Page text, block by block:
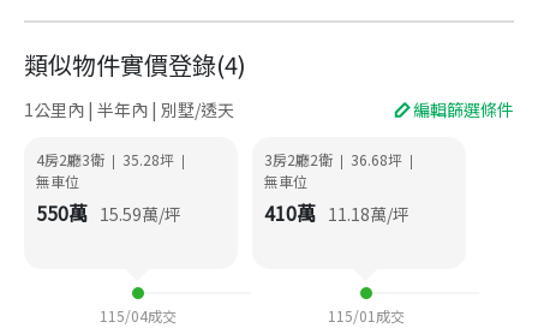
類似物件實價登錄(4)
1公里內 | 半年內 | 別墅/透天 編輯篩選條件
4房2廳3衛 | 35.28坪 |
無車位
550萬 15.59萬/坪
115/04成交
3房2廳2衛 | 36.68坪 |
無車位
410萬 11.18萬/坪
115/01 成交